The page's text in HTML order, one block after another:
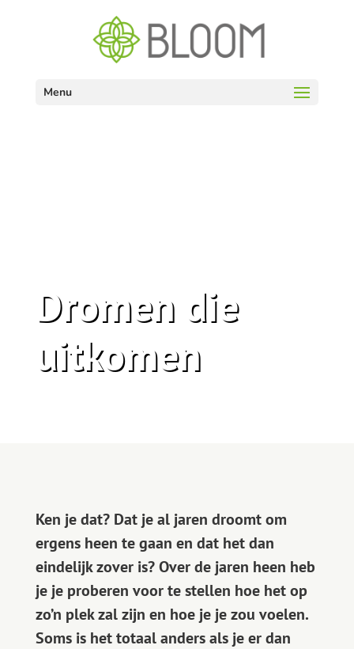
Menu
Dromen die
uitkomen
Ken je dat? Dat je al jaren droomt om
ergens heen te gaan en dat het dan
eindelijk zover is? Over de jaren heen heb
je je proberen voor te stellen hoe het op
zo’n plek zal zijn en hoe je je zou voelen.
Soms is het totaal anders als je er dan